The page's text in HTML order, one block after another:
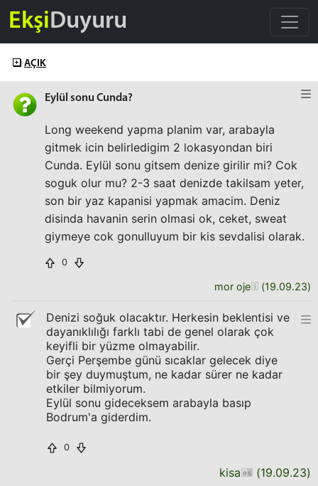
EkşiDuyuru
AÇIK
Eylül sonu Cunda?
Long weekend yapma planim var, arabayla
gitmek icin belirledigim 2 lokasyondan biri
Cunda. Eylül sonu gitsem denize girilir mi? Cok
soguk olur mu? 2-3 saat denizde takilsam yeter,
son bir yaz kapanisi yapmak amacim. Deniz
disinda havanin serin olmasi ok, ceket, sweat
giymeye cok gonulluyum bir kis sevdalisi olarak.
0
mor oje (19.09.23)
Denizi soğuk olacaktır. Herkesin beklentisi ve
dayanıklılığı farklı tabi de genel olarak çok
keyifli bir yüzme olmayabilir.
Gerçi Perşembe günü sıcaklar gelecek diye
bir şey duymuştum, ne kadar sürer ne kadar
etkiler bilmiyorum.
Eylül sonu gideceksem arabayla basıp
Bodrum'a giderdim.
0
kisa (19.09.23)